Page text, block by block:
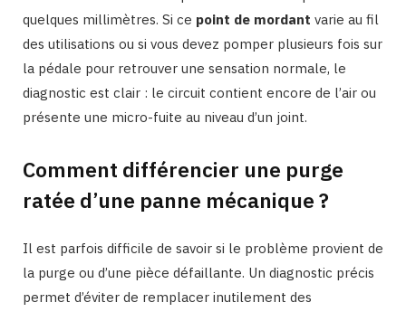
quelques millimètres. Si ce point de mordant varie au fil
des utilisations ou si vous devez pomper plusieurs fois sur
la pédale pour retrouver une sensation normale, le
diagnostic est clair : le circuit contient encore de l’air ou
présente une micro-fuite au niveau d’un joint.
Comment différencier une purge
ratée d’une panne mécanique ?
Il est parfois difficile de savoir si le problème provient de
la purge ou d’une pièce défaillante. Un diagnostic précis
permet d’éviter de remplacer inutilement des